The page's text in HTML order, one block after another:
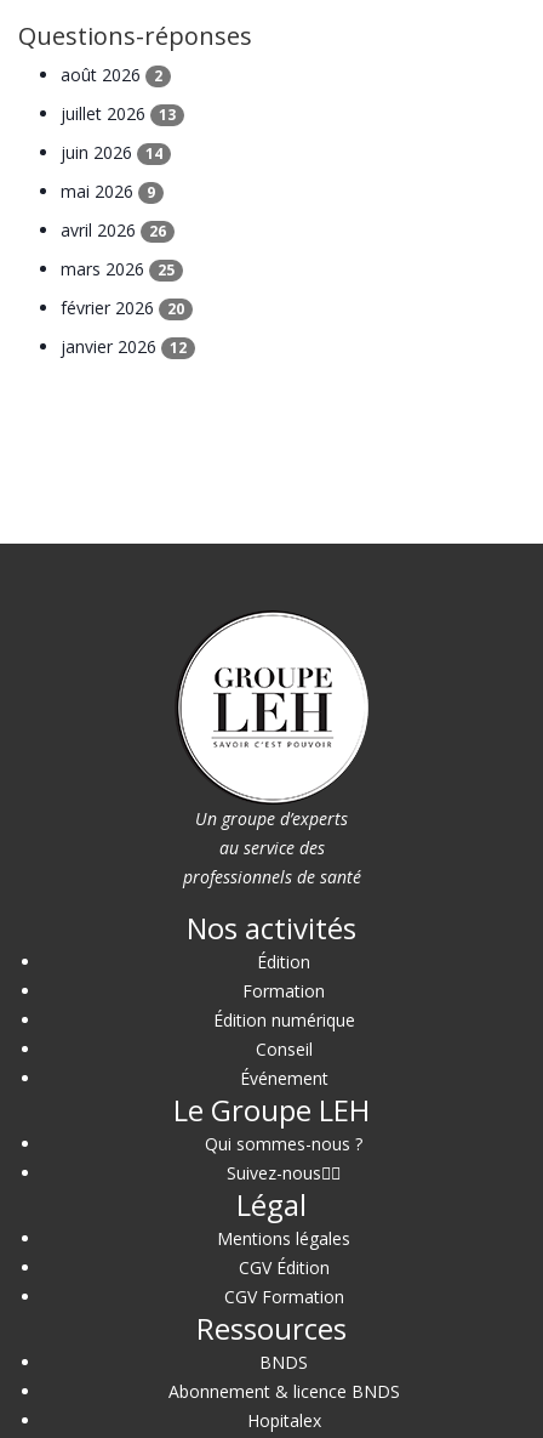
Questions-réponses
août 2026 2
juillet 2026 13
juin 2026 14
mai 2026 9
avril 2026 26
mars 2026 25
février 2026 20
janvier 2026 12
Un groupe d’experts
au service des
professionnels de santé
Nos activités
Édition
Formation
Édition numérique
Conseil
Événement
Le Groupe LEH
Qui sommes-nous ?
Suivez-nous
Légal
Mentions légales
CGV Édition
CGV Formation
Ressources
BNDS
Abonnement & licence BNDS
Hopitalex